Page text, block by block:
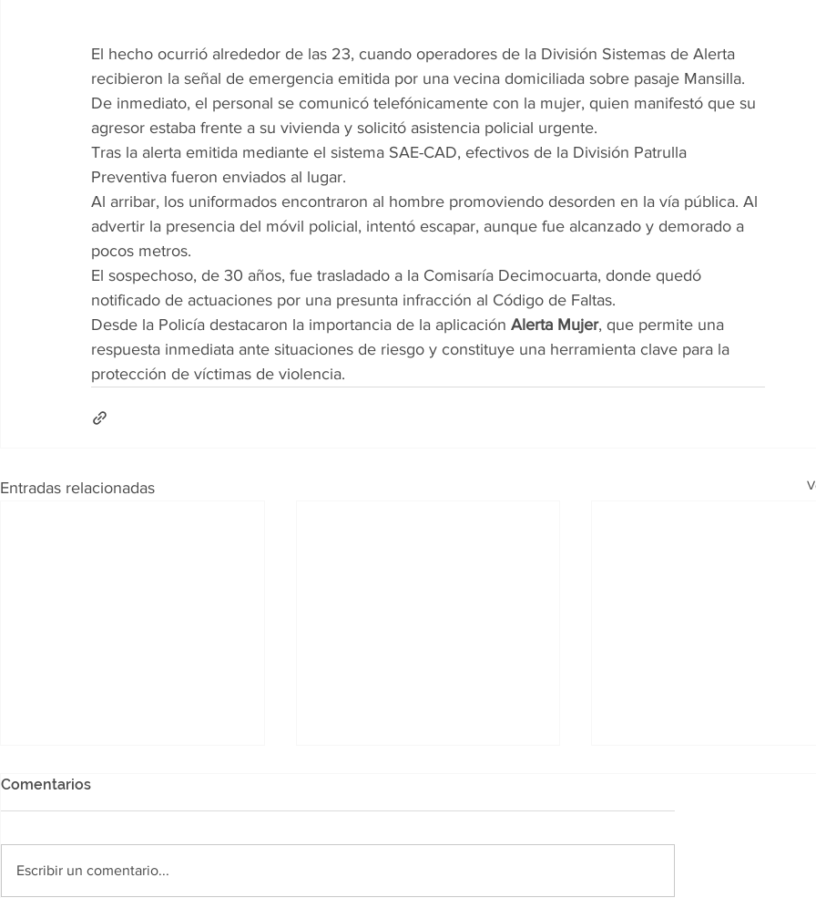
El hecho ocurrió alrededor de las 23, cuando operadores de la División Sistemas de Alerta
recibieron la señal de emergencia emitida por una vecina domiciliada sobre pasaje Mansilla.
De inmediato, el personal se comunicó telefónicamente con la mujer, quien manifestó que su
agresor estaba frente a su vivienda y solicitó asistencia policial urgente.
Tras la alerta emitida mediante el sistema SAE-CAD, efectivos de la División Patrulla
Preventiva fueron enviados al lugar.
Al arribar, los uniformados encontraron al hombre promoviendo desorden en la vía pública. Al
advertir la presencia del móvil policial, intentó escapar, aunque fue alcanzado y demorado a
pocos metros.
El sospechoso, de 30 años, fue trasladado a la Comisaría Decimocuarta, donde quedó
notificado de actuaciones por una presunta infracción al Código de Faltas.
Desde la Policía destacaron la importancia de la aplicación Alerta Mujer, que permite una
respuesta inmediata ante situaciones de riesgo y constituye una herramienta clave para la
protección de víctimas de violencia.
Entradas relacionadas
Comentarios
Escribir un comentario...